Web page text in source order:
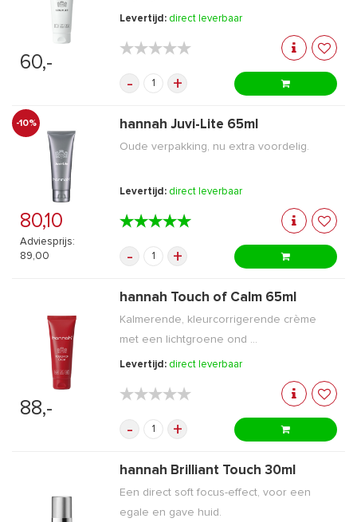
60,-
Levertijd: direct leverbaar
★★★★★
★★★★★
- +
-10%
80,10
Adviesprijs:
89,00
hannah Juvi-Lite 65ml
Oude verpakking, nu extra voordelig.
Levertijd: direct leverbaar
★★★★★
★★★★★
- +
88,-
hannah Touch of Calm 65ml
Kalmerende, kleurcorrigerende crème
met een lichtgroene ond ...
Levertijd: direct leverbaar
★★★★★
★★★★★
- +
hannah Brilliant Touch 30ml
Een direct soft focus-effect, voor een
egale en gave huid.